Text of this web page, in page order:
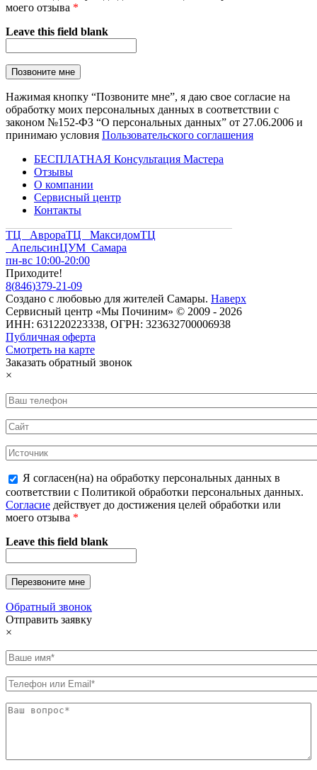
моего отзыва *
Leave this field blank
Нажимая кнопку “Позвоните мне”, я даю свое согласие на
обработку моих персональных данных в соответствии с
законом №152-ФЗ “О персональных данных” от 27.06.2006 и
принимаю условия Пользовательского соглашения
БЕСПЛАТНАЯ Консультация Мастера
Отзывы
О компании
Сервисный центр
Контакты
ТЦ АврораТЦ МаксидомТЦ
АпельсинЦУМ Самара
пн-вс 10:00-20:00
Приходите!
8(846)379-21-09
Создано с любовью для жителей Самары. Наверх
Сервисный центр «Мы Починим» © 2009 - 2026
ИНН: 631220223338, ОГРН: 323632700006938
Публичная оферта
Смотреть на карте
Заказать обратный звонок
×
Я согласен(на) на обработку персональных данных в
соответствии с Политикой обработки персональных данных.
Согласие действует до достижения целей обработки или
моего отзыва *
Leave this field blank
Обратный звонок
Отправить заявку
×